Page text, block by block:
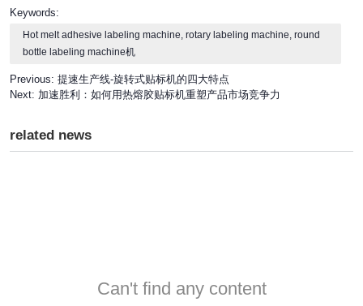
Keywords:
Hot melt adhesive labeling machine, rotary labeling machine, round
bottle labeling machine机
Previous: 提速生产线-旋转式贴标机的四大特点
Next: 加速胜利：如何用热熔胶贴标机重塑产品市场竞争力
related news
Can't find any content